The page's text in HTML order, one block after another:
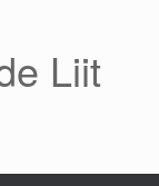
Liit